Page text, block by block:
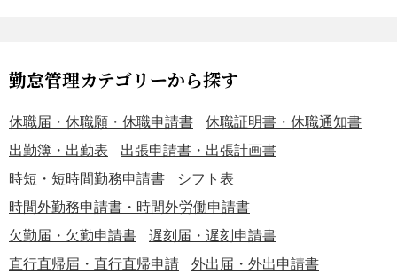
ています。 また、日次・月次の照合手続きや定期的なモニ
タリング体制についても具体的に定めており、継続的な管
理体制の維持を確実にします。 本規程の主な内容には、預
金口座の開設・廃止手続き、印鑑等の管理方法、入出金手
続き、口座間振替の手順、残高証明書の取得・照合、日
次・月次の照合作業、モニタリング体制、内部監査、教
育・研修、事故報告など、預金口座管理に必要な事項を網
羅的に含んでいます。 特に、金額基準に応じた承認者の規
定や、具体的な帳票類の作成・保管方法まで詳細に定めて
おり、実務での即時活用が可能です。 本雛型は、会社の規
勤怠管理カテゴリーから探す
休職届・休職願・休職申請書
休職証明書・休職通知書
出勤簿・出勤表
出張申請書・出張計画書
時短・短時間勤務申請書
シフト表
時間外勤務申請書・時間外労働申請書
欠勤届・欠勤申請書
遅刻届・遅刻申請書
直行直帰届・直行直帰申請
外出届・外出申請書